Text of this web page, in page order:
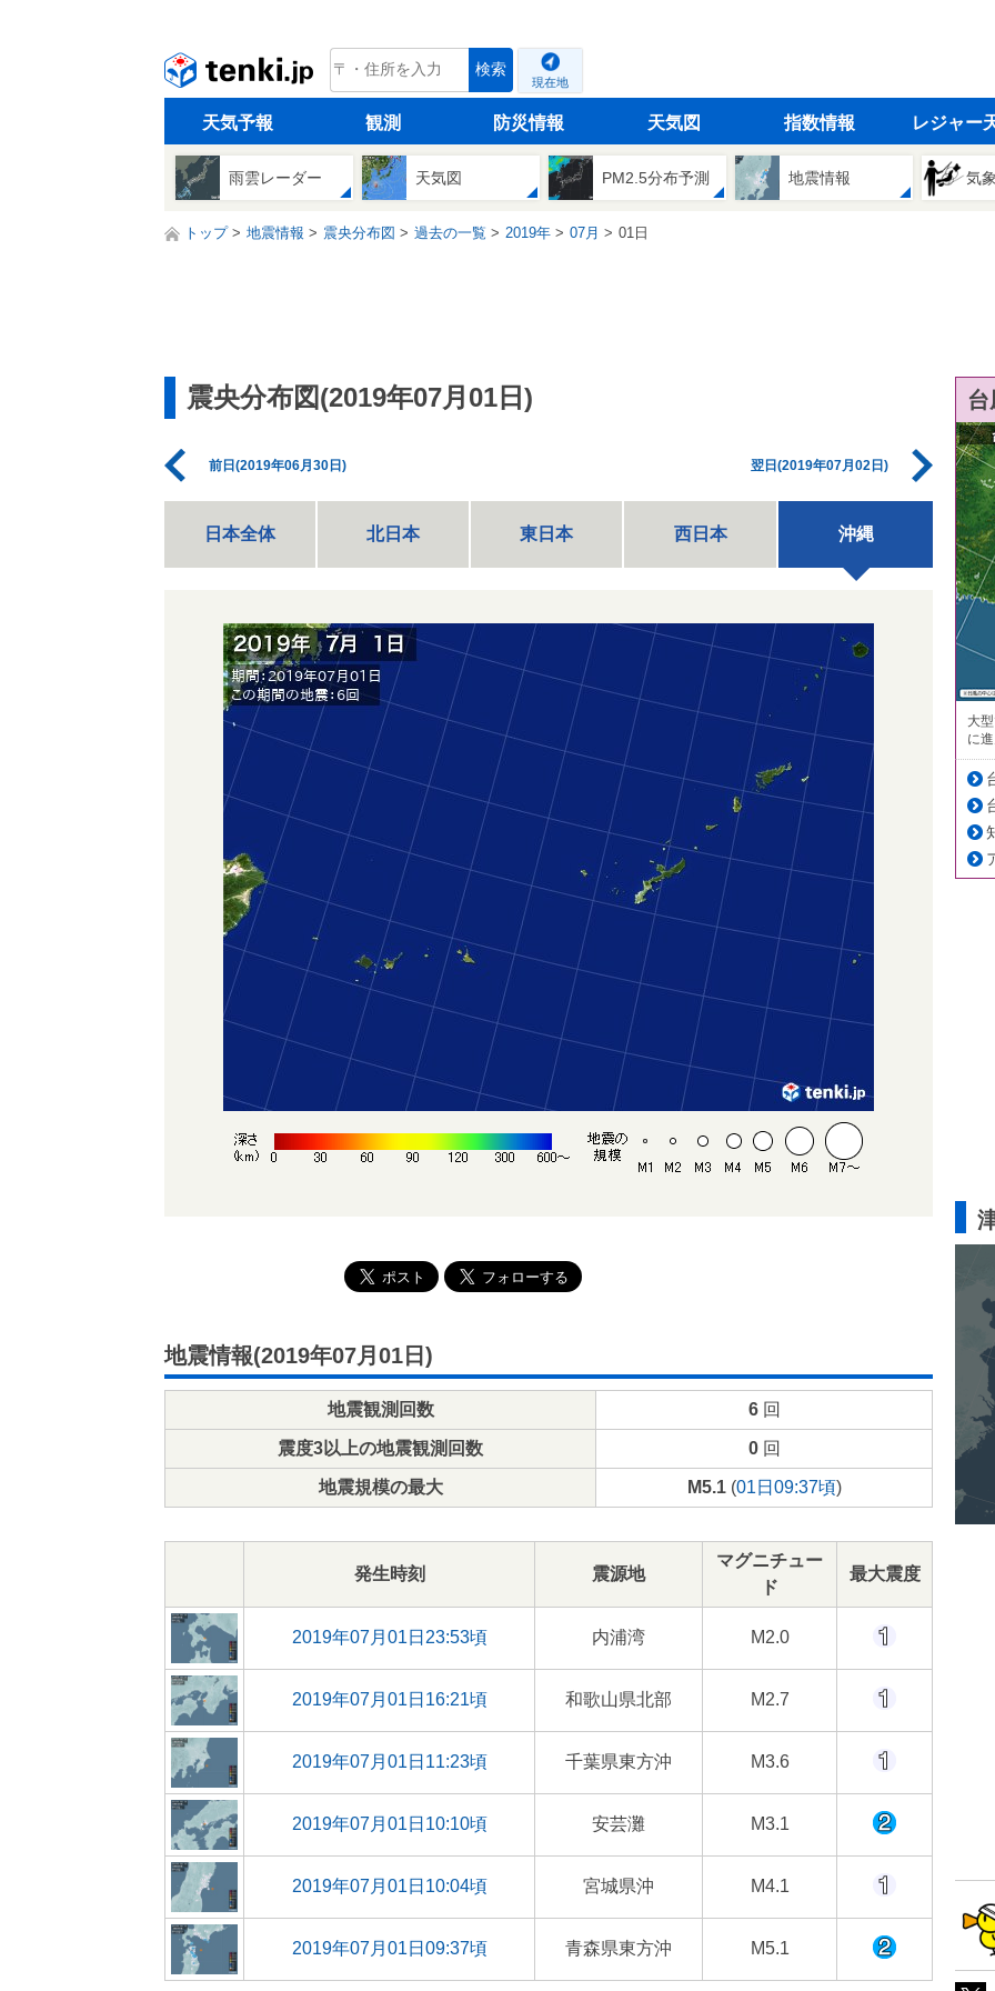
tenki.jp 検索
現在地
天気予報 観測 防災情報 天気図 指数情報 レジャー
雨雲レーダー 天気図 PM2.5分布予測 地震情報 気
トップ 地震情報 震央分布図 過去の一覧 2019年 07月 01日
震央分布図(2019年07月01日)
前日(2019年06月30日) 翌日(2019年07月02日)
日本全体 北日本 東日本 西日本 沖縄
地震情報(2019年07月01日)
地震観測回数 6回
震度3以上の地震観測回数 0回
地震規模の最大 M5.1(01日09:37頃)
発生時刻 震源地
マグニチュー
ド
最大震度
2019年07月01日23:53頃 内浦湾 M2.0
2019年07月01日16:21頃 和歌山県北部 M2.7
2019年07月01日11:23頃 千葉県東方沖 M3.6
2019年07月01日10:10頃 安芸灘 M3.1
2019年07月01日10:04頃 宮城県沖 M4.1
2019年07月01日09:37頃 青森県東方沖 M5.1
大
に